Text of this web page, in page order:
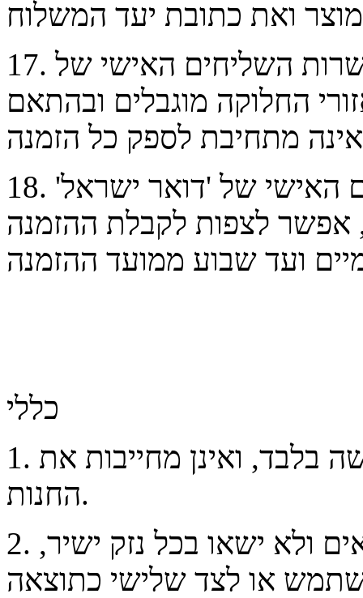
17. השילוח בפועל מבוצע באמצעות שרות השליחים האישי של
החלוקה מוגבלים ובהתאם
18. בהתאם לתנאי שרות השליחים האישי של 'דואר ישראל'
אפשר לצפות לקבלת ההזמנה
כללי
1. התמונות המוצגות באתר הן להמחשה בלבד, ואינן מחייבות את
החנות.
2
ולא ישאו בכל נזק ישיר,
או לצד שלישי כתוצאה